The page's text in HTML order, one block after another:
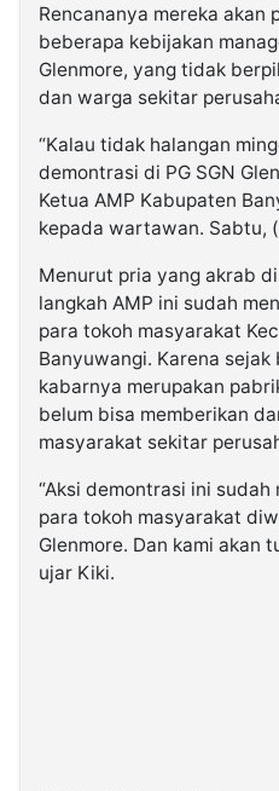
Rencananya mereka akan
beberapa kebijakan
Glenmore, yang tidak
dan warga sekitar
“Kalau tidak halangan
demontrasi di PG SGN
Ketua AMP Kabupaten
kepada wartawan. Sabtu,
Menurut pria yang akrab
langkah AMP ini sudah
para tokoh masyarakat
Banyuwangi. Karena
kabarnya merupakan
belum bisa memberikan
masyarakat sekitar
“Aksi demontrasi ini
para tokoh masyarakat
Glenmore. Dan kami akan
ujar Kiki.